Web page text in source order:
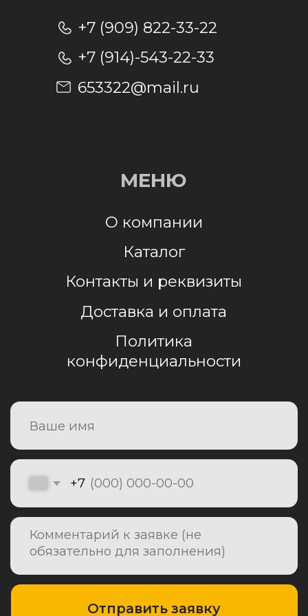
Отправляя заявку, я даю согласие на
обработку персональных данных